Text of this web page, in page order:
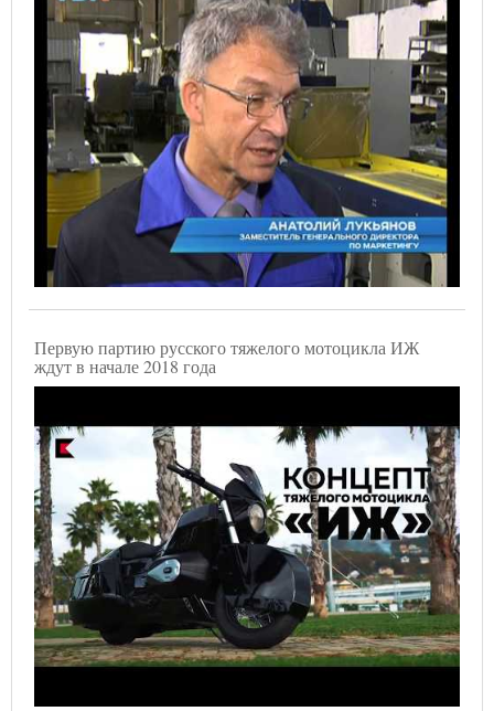
Первую партию русского тяжелого мотоцикла ИЖ
ждут в начале 2018 года